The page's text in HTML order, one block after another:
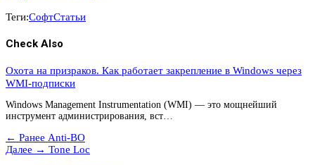
Теги:СофтСтатьи
Check Also
Охота на призраков. Как работает закрепление в Windows через
WMI-подписки
Windows Management Instrumentation (WMI) — это мощнейший
инструмент администрирования, вст…
← Ранее Anti-BO
Далее → Tone Loc